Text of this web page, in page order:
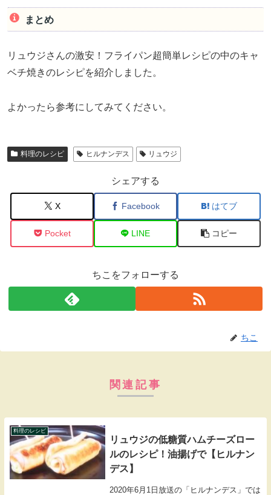
まとめ
リュウジさんの激安！フライパン超簡単レシピの中のキャ
ベチ焼きのレシピを紹介しました。
よかったら参考にしてみてください。
料理のレシピ ヒルナンデス リュウジ
シェアする
X Facebook はてブ
Pocket LINE コピー
ちこをフォローする
ちこ
関連記事
料理のレシピ
リュウジの低糖質ハムチーズロー
ルのレシピ！油揚げで【ヒルナン
デス】
2020年6月1日放送の「ヒルナンデス」では